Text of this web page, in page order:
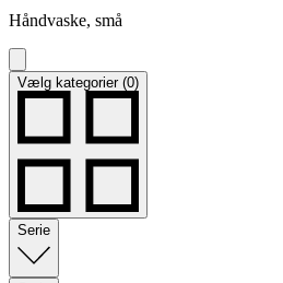
Håndvaske, små
Vælg kategorier (0)
Serie